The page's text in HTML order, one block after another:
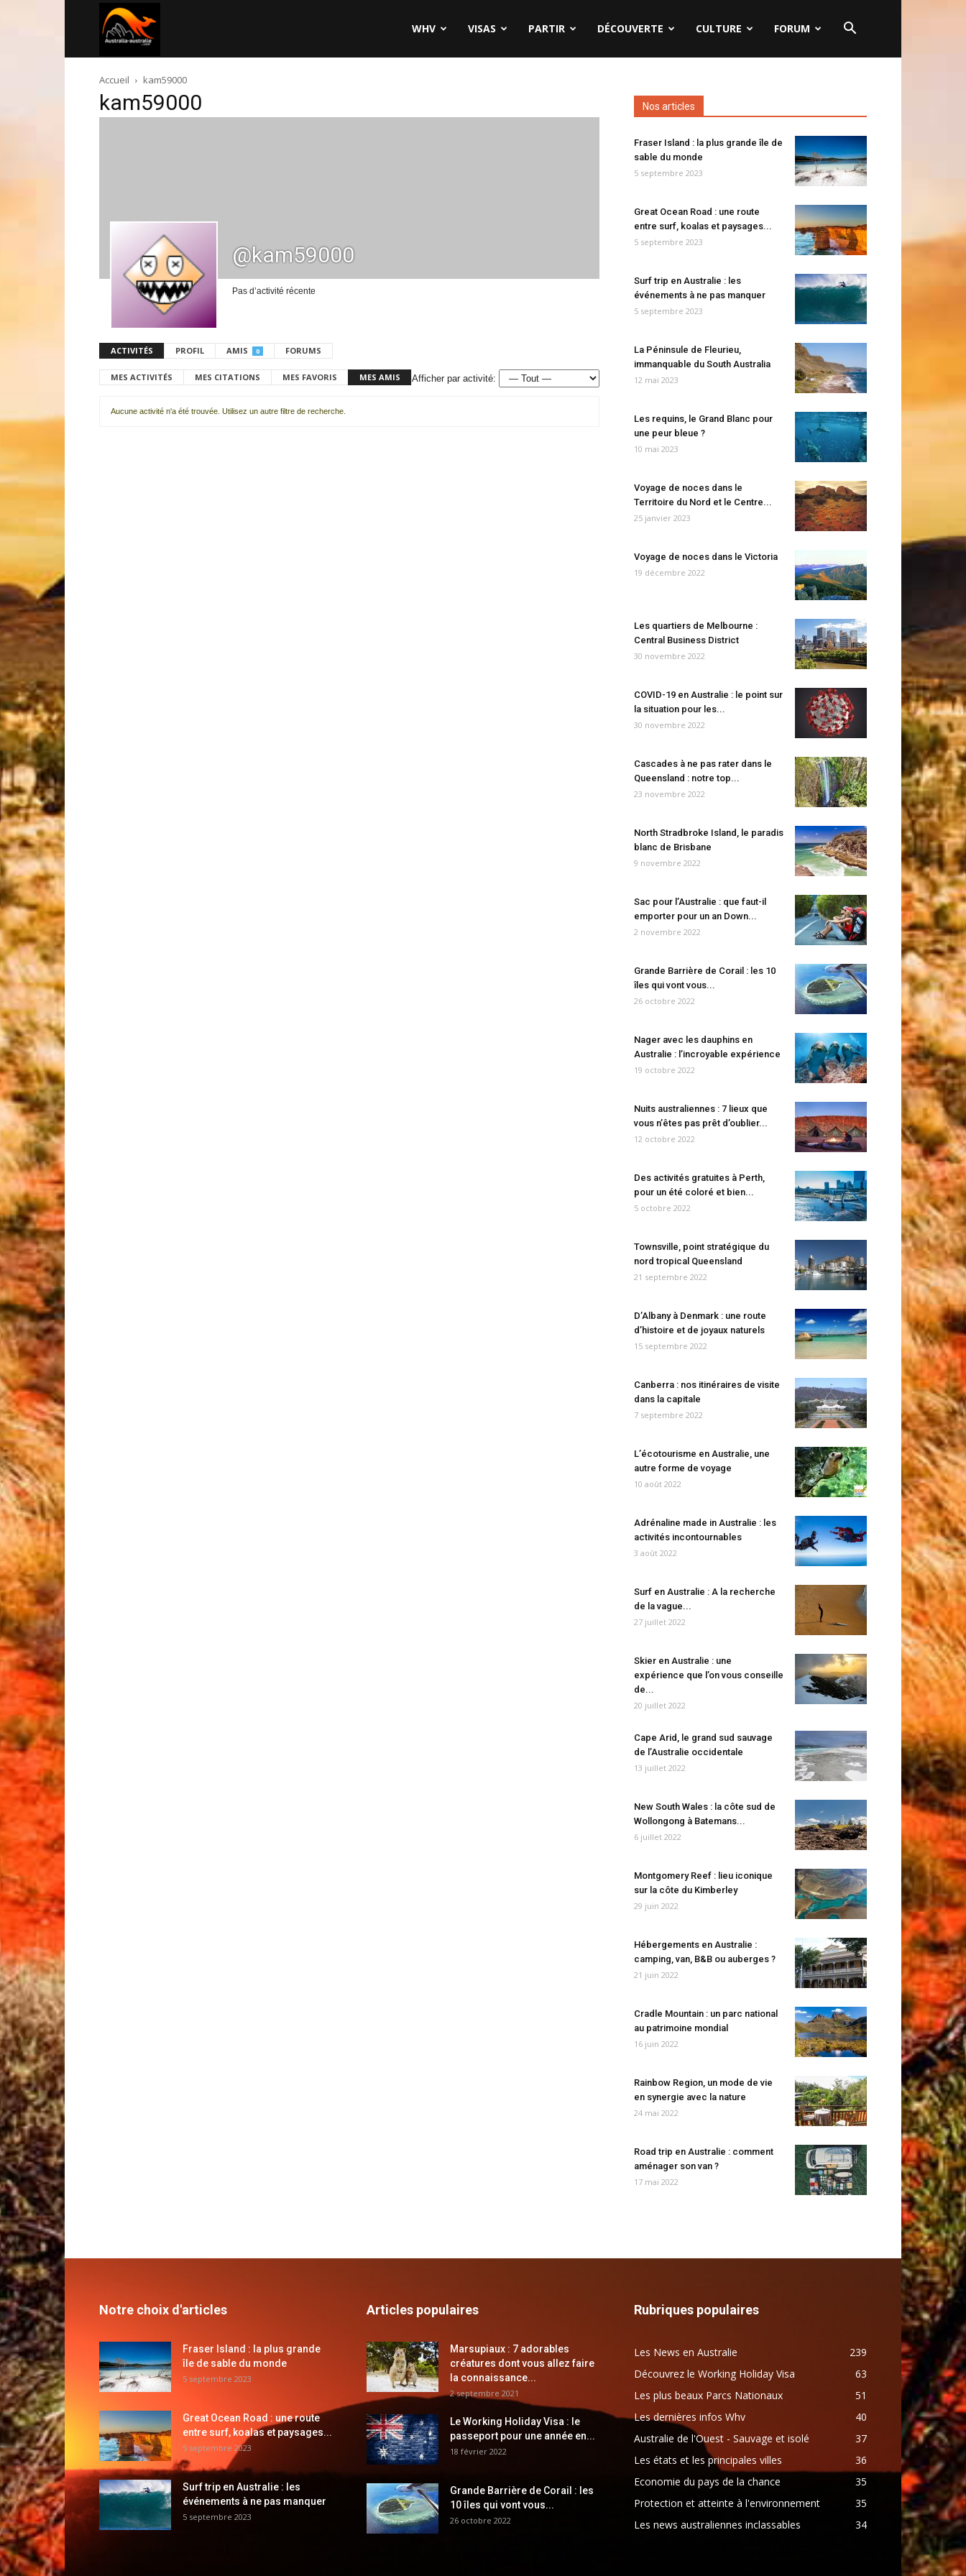
australie.com
WHV VISAS PARTIR DÉCOUVERTE CULTURE FORUM
Accueil kam59000
kam59000
@kam59000
Pas d’activité récente
ACTIVITÉS PROFIL AMIS 0 FORUMS
MES ACTIVITÉS MES CITATIONS MES FAVORIS MES AMIS Afficher par activité:
Aucune activité n'a été trouvée. Utilisez un autre filtre de recherche.
Nos articles
Fraser Island : la plus grande île de
sable du monde
5 septembre 2023
Great Ocean Road : une route
entre surf, koalas et paysages...
5 septembre 2023
Surf trip en Australie : les
événements à ne pas manquer
5 septembre 2023
La Péninsule de Fleurieu,
immanquable du South Australia
12 mai 2023
Les requins, le Grand Blanc pour
une peur bleue ?
10 mai 2023
Voyage de noces dans le
Territoire du Nord et le Centre...
25 janvier 2023
Voyage de noces dans le Victoria
19 décembre 2022
Les quartiers de Melbourne :
Central Business District
30 novembre 2022
COVID-19 en Australie : le point sur
la situation pour les...
30 novembre 2022
Cascades à ne pas rater dans le
Queensland : notre top...
23 novembre 2022
North Stradbroke Island, le paradis
blanc de Brisbane
9 novembre 2022
Sac pour l’Australie : que faut-il
emporter pour un an Down...
2 novembre 2022
Grande Barrière de Corail : les 10
îles qui vont vous...
26 octobre 2022
Nager avec les dauphins en
Australie : l’incroyable expérience
19 octobre 2022
Nuits australiennes : 7 lieux que
vous n’êtes pas prêt d’oublier...
12 octobre 2022
Des activités gratuites à Perth,
pour un été coloré et bien...
5 octobre 2022
Townsville, point stratégique du
nord tropical Queensland
21 septembre 2022
D’Albany à Denmark : une route
d’histoire et de joyaux naturels
15 septembre 2022
Canberra : nos itinéraires de visite
dans la capitale
7 septembre 2022
L’écotourisme en Australie, une
autre forme de voyage
10 août 2022
Adrénaline made in Australie : les
activités incontournables
3 août 2022
Surf en Australie : A la recherche
de la vague...
27 juillet 2022
Skier en Australie : une
expérience que l’on vous conseille
de...
20 juillet 2022
Cape Arid, le grand sud sauvage
de l’Australie occidentale
13 juillet 2022
New South Wales : la côte sud de
Wollongong à Batemans...
6 juillet 2022
Montgomery Reef : lieu iconique
sur la côte du Kimberley
29 juin 2022
Hébergements en Australie :
camping, van, B&B ou auberges ?
21 juin 2022
Cradle Mountain : un parc national
au patrimoine mondial
16 juin 2022
Rainbow Region, un mode de vie
en synergie avec la nature
24 mai 2022
Road trip en Australie : comment
aménager son van ?
17 mai 2022
Notre choix d'articles
Fraser Island : la plus grande
île de sable du monde
5 septembre 2023
Great Ocean Road : une route
entre surf, koalas et paysages...
5 septembre 2023
Surf trip en Australie : les
événements à ne pas manquer
5 septembre 2023
Articles populaires
Marsupiaux : 7 adorables
créatures dont vous allez faire
la connaissance...
2 septembre 2021
Le Working Holiday Visa : le
passeport pour une année en...
18 février 2022
Grande Barrière de Corail : les
10 îles qui vont vous...
26 octobre 2022
Rubriques populaires
Les News en Australie
239
Découvrez le Working Holiday Visa
63
Les plus beaux Parcs Nationaux
51
Les dernières infos Whv
40
Australie de l'Ouest - Sauvage et isolé
37
Les états et les principales villes
36
Economie du pays de la chance
35
Protection et atteinte à l'environnement
35
Les news australiennes inclassables
34